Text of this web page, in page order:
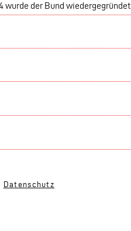
wurde der Bund wiedergegründet.
Datenschutz